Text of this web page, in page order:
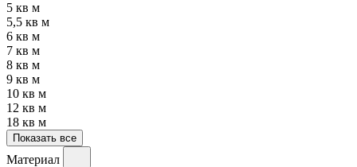
5 кв м
5,5 кв м
6 кв м
7 кв м
8 кв м
9 кв м
10 кв м
12 кв м
18 кв м
Показать все
Материал